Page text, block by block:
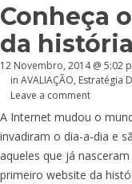
Conheça
da
12 Novembro, 2014 @ 5:02
in AVALIAÇÃO, Estratégia
Leave a comment
A Internet mudou o
invadiram o dia-a-dia e
aqueles que já
primeiro website da